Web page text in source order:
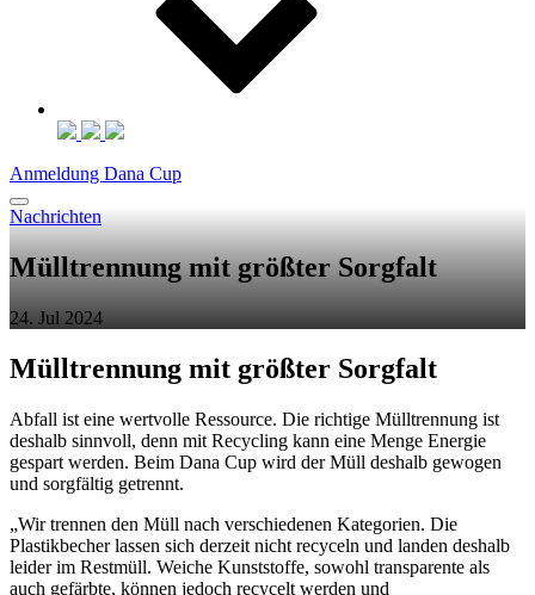
Anmeldung Dana Cup
Nachrichten
Mülltrennung mit größter Sorgfalt
24. Jul 2024
Mülltrennung mit größter Sorgfalt
Abfall ist eine wertvolle Ressource. Die richtige Mülltrennung ist
deshalb sinnvoll, denn mit Recycling kann eine Menge Energie
gespart werden. Beim Dana Cup wird der Müll deshalb gewogen
und sorgfältig getrennt.
„Wir trennen den Müll nach verschiedenen Kategorien. Die
Plastikbecher lassen sich derzeit nicht recyceln und landen deshalb
leider im Restmüll. Weiche Kunststoffe, sowohl transparente als
auch gefärbte, können jedoch recycelt werden und